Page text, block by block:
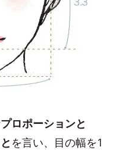
ロポーションと
を言い、目の幅を1